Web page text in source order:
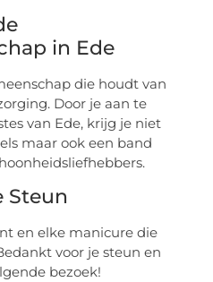
in Ede
die houdt van
Door je aan te
van Ede, krijg je niet
maar ook een band
Steun
en elke manicure die
voor je steun en
bezoek!